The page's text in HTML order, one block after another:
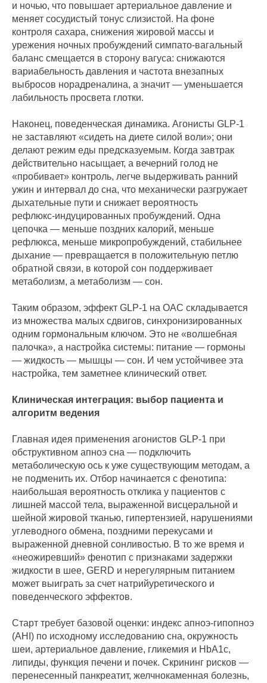
и ночью, что повышает артериальное давление и
меняет сосудистый тонус слизистой. На фоне
контроля сахара, снижения жировой массы и
урежения ночных пробуждений симпато‑вагальный
баланс смещается в сторону вагуса: снижаются
вариабельность давления и частота внезапных
выбросов норадреналина, а значит — уменьшается
лабильность просвета глотки.
Наконец, поведенческая динамика. Агонисты GLP‑1
не заставляют «сидеть на диете силой воли»; они
делают режим еды предсказуемым. Когда завтрак
действительно насыщает, а вечерний голод не
«пробивает» контроль, легче выдерживать ранний
ужин и интервал до сна, что механически разгружает
дыхательные пути и снижает вероятность
рефлюкс‑индуцированных пробуждений. Одна
цепочка — меньше поздних калорий, меньше
рефлюкса, меньше микропробуждений, стабильнее
дыхание — превращается в положительную петлю
обратной связи, в которой сон поддерживает
метаболизм, а метаболизм — сон.
Таким образом, эффект GLP‑1 на ОАС складывается
из множества малых сдвигов, синхронизированных
одним гормональным ключом. Это не «волшебная
палочка», а настройка системы: питание — гормоны
— жидкость — мышцы — сон. И чем устойчивее эта
настройка, тем заметнее клинический ответ.
Клиническая интеграция: выбор пациента и
алгоритм ведения
Главная идея применения агонистов GLP‑1 при
обструктивном апноэ сна — подключить
метаболическую ось к уже существующим методам, а
не подменить их. Отбор начинается с фенотипа:
наибольшая вероятность отклика у пациентов с
лишней массой тела, выраженной висцеральной и
шейной жировой тканью, гипертензией, нарушениями
углеводного обмена, поздними перекусами и
выраженной дневной сонливостью. В то же время и
«неожиревший» фенотип с признаками задержки
жидкости в шее, GERD и нерегулярным питанием
может выиграть за счет натрийуретического и
поведенческого эффектов.
Старт требует базовой оценки: индекс апноэ‑гипопноэ
(AHI) по исходному исследованию сна, окружность
шеи, артериальное давление, гликемия и HbA1c,
липиды, функция печени и почек. Скрининг рисков —
перенесенный панкреатит, желчнокаменная болезнь,